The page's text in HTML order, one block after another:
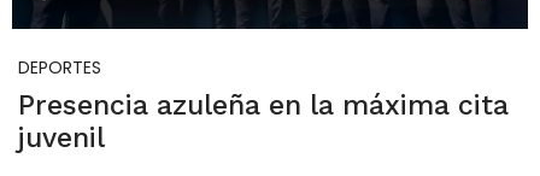
DEPORTES
Presencia azuleña en la máxima cita
juvenil